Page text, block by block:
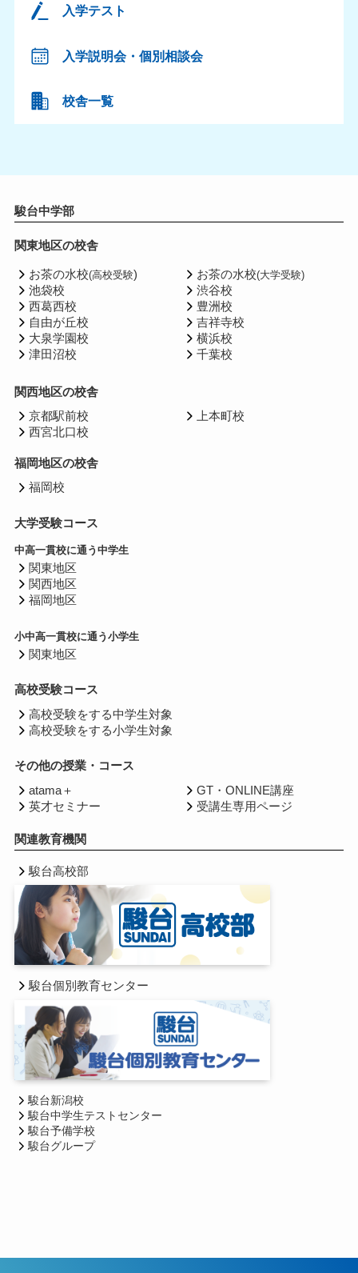
入学テスト
入学説明会・個別相談会
校舎一覧
駿台中学部
関東地区の校舎
お茶の水校(高校受験)
池袋校
西葛西校
自由が丘校
大泉学園校
津田沼校
お茶の水校(大学受験)
渋谷校
豊洲校
吉祥寺校
横浜校
千葉校
関西地区の校舎
京都駅前校
西宮北口校
上本町校
福岡地区の校舎
福岡校
大学受験コース
中高一貫校に通う中学生
関東地区
関西地区
福岡地区
小中高一貫校に通う小学生
関東地区
高校受験コース
高校受験をする中学生対象
高校受験をする小学生対象
その他の授業・コース
atama＋
英才セミナー
GT・ONLINE講座
受講生専用ページ
関連教育機関
駿台高校部
駿台個別教育センター
駿台新潟校
駿台中学生テストセンター
駿台予備学校
駿台グループ